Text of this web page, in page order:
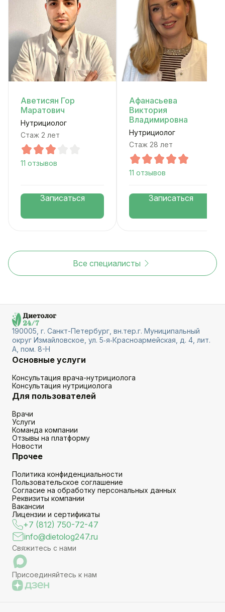
Аветисян Гор
Маратович
Нутрициолог
Стаж 2 лет
11 отзывов
Записаться
Афанасьева
Виктория
Владимировна
Нутрициолог
Стаж 28 лет
11 отзывов
Записаться
Все специалисты
190005, г. Санкт-Петербург, вн.тер.г. Муниципальный
округ Измайловское, ул. 5‑я‑Красноармейская, д. 4, лит.
А, пом. 8-Н
Основные услуги
Консультация врача-нутрициолога
Консультация нутрициолога
Для пользователей
Врачи
Услуги
Команда компании
Отзывы на платформу
Новости
Прочее
Политика конфиденциальности
Пользовательское соглашение
Согласие на обработку персональных данных
Реквизиты компании
Вакансии
Лицензии и сертификаты
+7 (812) 750-72-47
info@dietolog247.ru
Свяжитесь с нами
Присоединяйтесь к нам